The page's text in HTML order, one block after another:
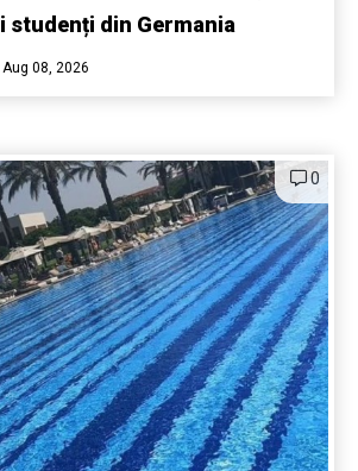
studenți din Germania
Aug 08, 2026
0